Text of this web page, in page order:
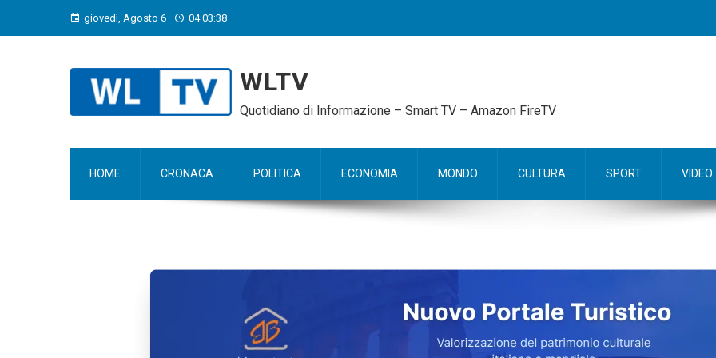
giovedì, Agosto 6 04:03:39
WLTV
Quotidiano di Informazione – Smart TV – Amazon FireTV
HOME CRONACA POLITICA ECONOMIA MONDO CULTURA SPORT VIDEO